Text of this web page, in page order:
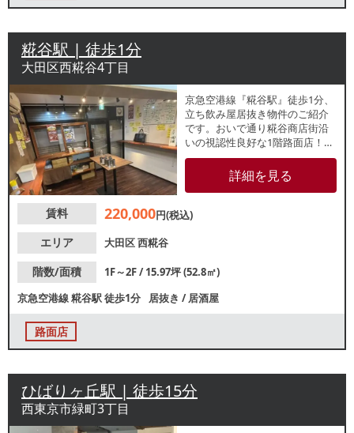
糀谷駅 | 徒歩1分
大田区西糀谷4丁目
京急空港線『糀谷駅』徒歩1分、
立ち飲み屋居抜き物件のご紹介
です。おいで通り糀谷商店街沿
いの視認性良好な1階路面店！居
酒屋やバーなどにもおすすめ。
重飲食のご相談も可能ですの
で、業種等お気軽にお問合せく
詳細を見る
賃料 220,000円(税込)
エリア
大田区西糀谷
階数/面積
1F～2F / 15.97坪 (52.8㎡)
京急空港線糀谷駅徒歩1分 居抜き /居酒屋
路面店
ひばりヶ丘駅 | 徒歩15分
西東京市緑町3丁目